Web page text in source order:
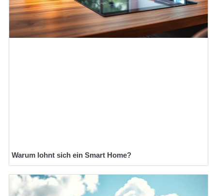
Warum lohnt sich ein Smart Home?